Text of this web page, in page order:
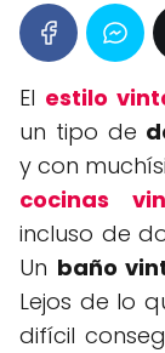
El estilo
un tipo de
y con
cocinas
incluso de
Un baño
Lejos de lo
difícil